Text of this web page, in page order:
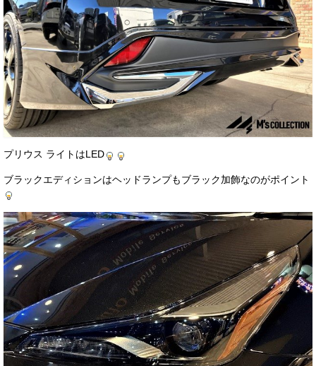
プリウス ライトはLED
ブラックエディションはヘッドランプもブラック加飾なのがポイント